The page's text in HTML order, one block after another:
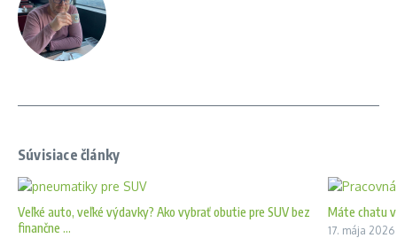
Súvisiace články
Veľké auto, veľké výdavky? Ako vybrať obutie pre SUV bez
finančne ...
Máte chatu
17. mája 2026